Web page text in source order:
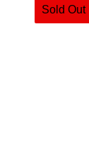
Sold Out